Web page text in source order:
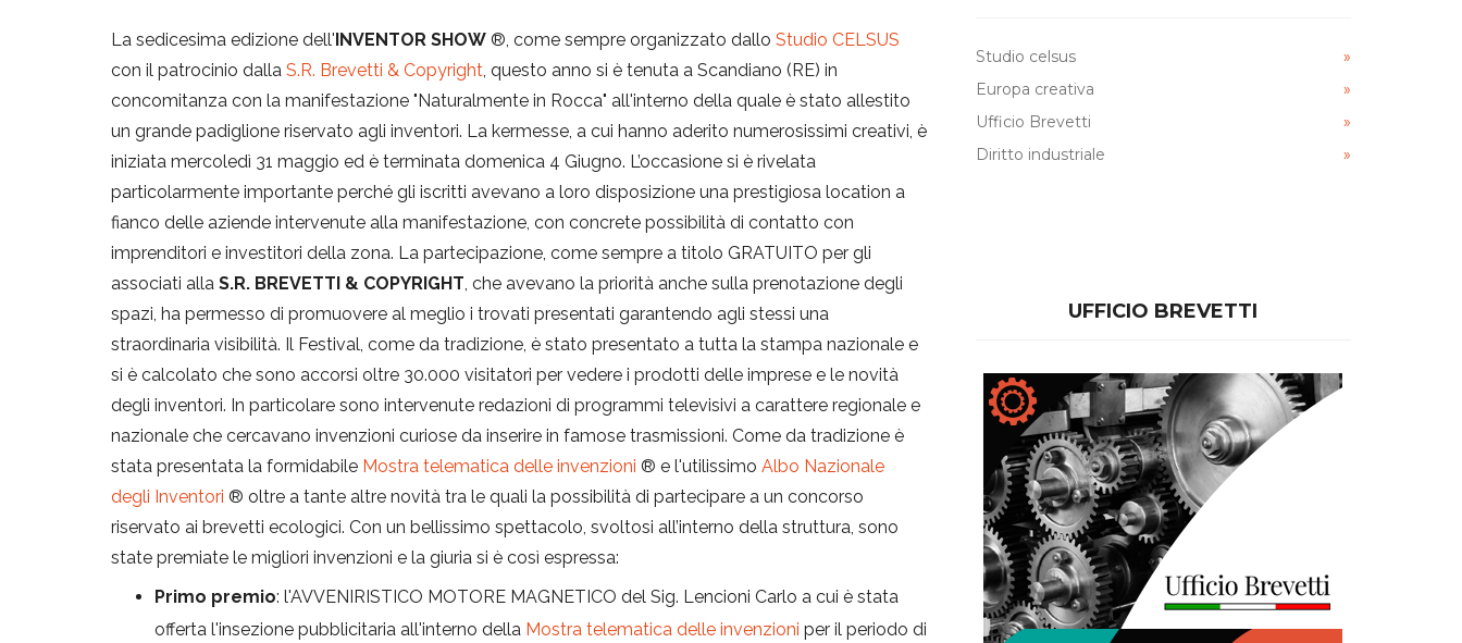
La sedicesima edizione dell'INVENTOR SHOW ®, come sempre organizzato dallo Studio CELSUS
con il patrocinio dalla S.R. Brevetti & Copyright, questo anno si è tenuta a Scandiano (RE) in
concomitanza con la manifestazione "Naturalmente in Rocca" all'interno della quale è stato allestito
un grande padiglione riservato agli inventori. La kermesse, a cui hanno aderito numerosissimi creativi, è
iniziata mercoledì 31 maggio ed è terminata domenica 4 Giugno. L’occasione si è rivelata
particolarmente importante perché gli iscritti avevano a loro disposizione una prestigiosa location a
fianco delle aziende intervenute alla manifestazione, con concrete possibilità di contatto con
imprenditori e investitori della zona. La partecipazione, come sempre a titolo GRATUITO per gli
associati alla S.R. BREVETTI & COPYRIGHT, che avevano la priorità anche sulla prenotazione degli
spazi, ha permesso di promuovere al meglio i trovati presentati garantendo agli stessi una
straordinaria visibilità. Il Festival, come da tradizione, è stato presentato a tutta la stampa nazionale e
si è calcolato che sono accorsi oltre 30.000 visitatori per vedere i prodotti delle imprese e le novità
degli inventori. In particolare sono intervenute redazioni di programmi televisivi a carattere regionale e
nazionale che cercavano invenzioni curiose da inserire in famose trasmissioni. Come da tradizione è
stata presentata la formidabile Mostra telematica delle invenzioni ® e l'utilissimo Albo Nazionale
degli Inventori ® oltre a tante altre novità tra le quali la possibilità di partecipare a un concorso
riservato ai brevetti ecologici. Con un bellissimo spettacolo, svoltosi all’interno della struttura, sono
state premiate le migliori invenzioni e la giuria si è così espressa:
Primo premio: l'AVVENIRISTICO MOTORE MAGNETICO del Sig. Lencioni Carlo a cui è stata
offerta l'insezione pubblicitaria all'interno della Mostra telematica delle invenzioni per il periodo di
Studio celsus
Europa creativa
Ufficio Brevetti
Diritto industriale
UFFICIO BREVETTI